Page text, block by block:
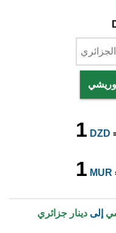
1 DZD
1 MUR
إلىدينار جزائري